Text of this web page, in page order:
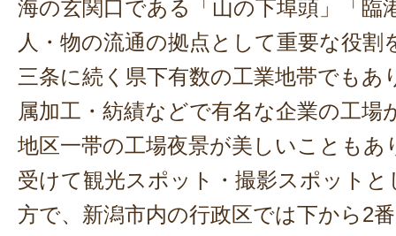
海の玄関口である「山の下埠頭」「臨
人・物の流通の拠点として重要な役割
三条に続く県下有数の工業地帯でもあ
属加工・紡績などで有名な企業の工場
地区一帯の工場夜景が美しいこともあ
受けて観光スポット・撮影スポット
方で、新潟市内の行政区では下から2